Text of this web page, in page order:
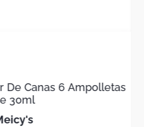
De Canas 6 Ampolletas
30ml
meicy's